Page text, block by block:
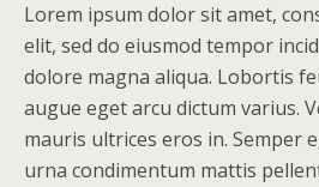
Lorem ipsum dolor sit amet,
elit, sed do eiusmod tempor
dolore magna aliqua. Lobortis
augue eget arcu dictum varius.
mauris ultrices eros in. Semper
urna condimentum mattis